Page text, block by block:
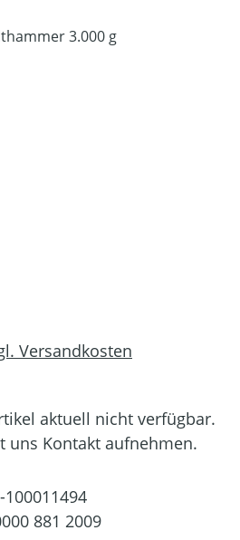
Versandkosten
aktuell nicht verfügbar.
uns Kontakt aufnehmen.
100011494
881 2009